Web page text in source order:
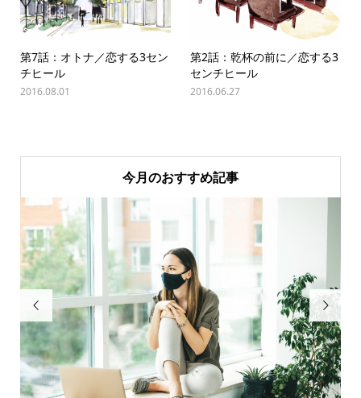
第7話：オトナ／恋する3セン
チヒール
2016.08.01
第2話：乾杯の前に／恋する3
センチヒール
2016.06.27
今月のおすすめ記事
 